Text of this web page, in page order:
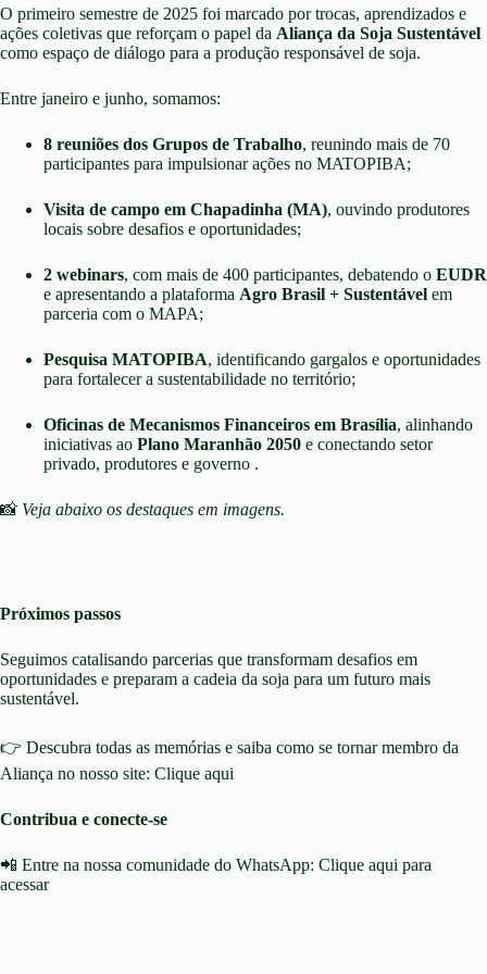
O primeiro semestre de 2025 foi marcado por trocas, aprendizados e
ações coletivas que reforçam o papel da Aliança da Soja Sustentável
como espaço de diálogo para a produção responsável de soja.
Entre janeiro e junho, somamos:
8 reuniões dos Grupos de Trabalho, reunindo mais de 70
participantes para impulsionar ações no MATOPIBA;
Visita de campo em Chapadinha (MA), ouvindo produtores
locais sobre desafios e oportunidades;
2 webinars, com mais de 400 participantes, debatendo o EUDR
e apresentando a plataforma Agro Brasil + Sustentável em
parceria com o MAPA;
Pesquisa MATOPIBA, identificando gargalos e oportunidades
para fortalecer a sustentabilidade no território;
Oficinas de Mecanismos Financeiros em Brasília, alinhando
iniciativas ao Plano Maranhão 2050 e conectando setor
privado, produtores e governo .
📸 Veja abaixo os destaques em imagens.
Próximos passos
Seguimos catalisando parcerias que transformam desafios em
oportunidades e preparam a cadeia da soja para um futuro mais
sustentável.
👉 Descubra todas as memórias e saiba como se tornar membro da
Aliança no nosso site: Clique aqui
Contribua e conecte-se
📲 Entre na nossa comunidade do WhatsApp: Clique aqui para
acessar